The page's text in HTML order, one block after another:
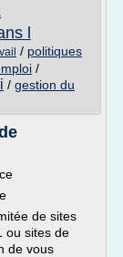
l
/ politiques
/
/ gestion du
de sites
ou sites de
de vous